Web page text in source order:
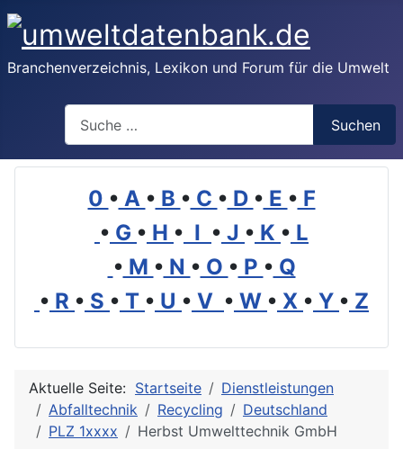
Branchenverzeichnis, Lexikon und Forum für die Umwelt
Suchen
0 • A • B • C • D • E • F
• G • H • I • J • K • L
• M • N • O • P • Q
• R • S • T • U • V • W • X • Y • Z
Aktuelle Seite: Startseite
Dienstleistungen
Abfalltechnik
Recycling
Deutschland
PLZ 1xxxx
Herbst Umwelttechnik GmbH